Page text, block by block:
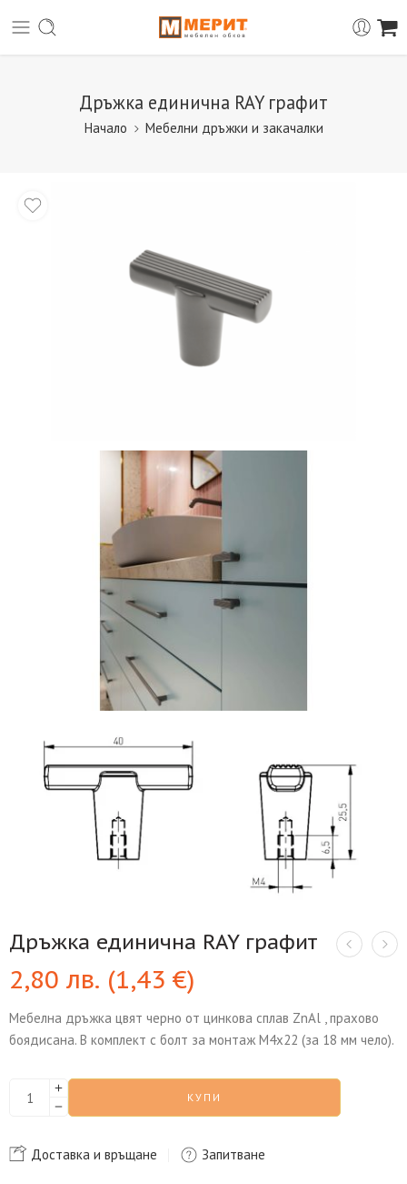
Дръжка единична RAY графит
Начало Мебелни дръжки и закачалки
Дръжка единична RAY графит
2,80лв. (1,43€)
Мебелна дръжка цвят черно от цинкова сплав ZnAl , прахово
боядисана. В комплект с болт за монтаж М4х22 (за 18 мм чело).
КУПИ
Доставка и връщане Запитване